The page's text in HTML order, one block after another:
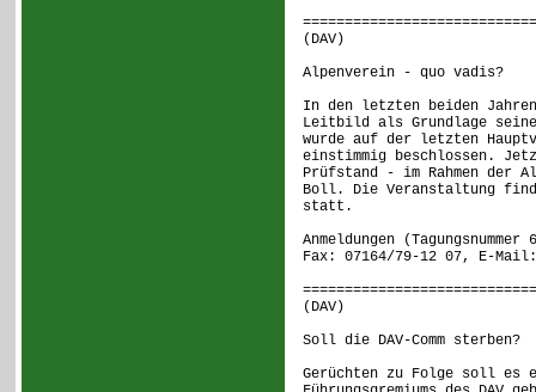
(DAV) [
Alpenverein - quo vadis?
In den letzten beiden
Leitbild als Grundlage
wurde auf der letzten
einstimmig beschlossen.
Prüfstand - im Rahmen der
Boll. Die Veranstaltung
statt.
Anmeldungen
Fax: 07164/79-12 07, E-Mail:
(DAV) [
Soll die DAV-Comm sterben?
Gerüchten zu Folge soll es